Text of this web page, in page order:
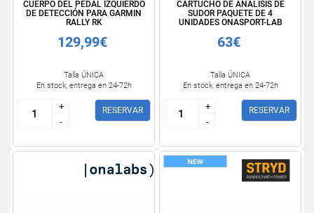
CUERPO DEL PEDAL IZQUIERDO
DE DETECCIÓN PARA GARMIN
RALLY RK
129,99€
Talla ÚNICA
En stock, entrega en 24-72h
+
-
+
-
RESERVAR
CARTUCHO DE ANÁLISIS DE
SUDOR PAQUETE DE 4
UNIDADES ONASPORT-LAB
63€
Talla ÚNICA
En stock, entrega en 24-72h
+
-
+
-
RESERVAR